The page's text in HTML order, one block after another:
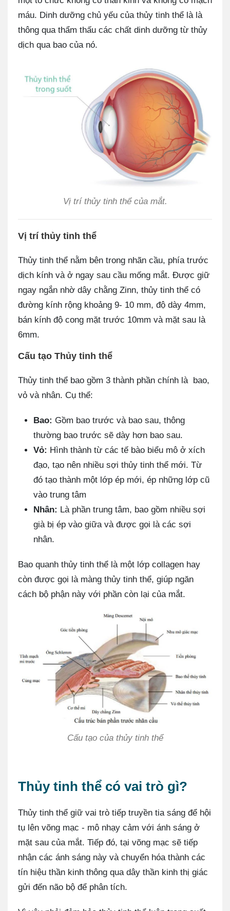
máu. Dinh dưỡng chủ yếu của thủy tinh thể là là
thông qua thẩm thấu các chất dinh dưỡng từ thủy
dịch qua bao của nó.
Vị trí thủy tinh thể của mắt.
Vị trí thủy tinh thể
Thủy tinh thể nằm bên trong nhãn cầu, phía trước
dịch kính và ở ngay sau cầu mống mắt. Được giữ
ngay ngắn nhờ dây chằng Zinn, thủy tinh thể có
đường kính rộng khoảng 9- 10 mm, độ dày 4mm,
bán kính độ cong mặt trước 10mm và mặt sau là
6mm.
Cấu tạo Thủy tinh thể
Thủy tinh thể bao gồm 3 thành phần chính là bao,
vỏ và nhân. Cụ thể:
Bao: Gồm bao trước và bao sau, thông
thường bao trước sẽ dày hơn bao sau.
Vỏ: Hình thành từ các tế bào biểu mô ở xích
đạo, tạo nên nhiều sợi thủy tinh thể mới. Từ
đó tạo thành một lớp ép mới, ép những lớp cũ
vào trung tâm
Nhân: Là phần trung tâm, bao gồm nhiều sợi
già bị ép vào giữa và được gọi là các sợi
nhân.
Bao quanh thủy tinh thể là một lớp collagen hay
còn được gọi là màng thủy tinh thể, giúp ngăn
cách bộ phận này với phần còn lại của mắt.
Cấu tạo của thủy tinh thể
Thủy tinh thể có vai trò gì?
Thủy tinh thể giữ vai trò tiếp truyền tia sáng để hội
tụ lên võng mạc - mô nhạy cảm với ánh sáng ở
mặt sau của mắt. Tiếp đó, tại võng mạc sẽ tiếp
nhận các ánh sáng này và chuyển hóa thành các
tín hiệu thần kinh thông qua dây thần kinh thị giác
gửi đến não bộ để phân tích.